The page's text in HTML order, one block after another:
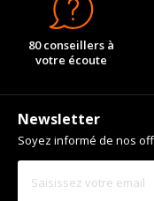
80 conseillers à
votre écoute
Newsletter
Soyez informé de nos